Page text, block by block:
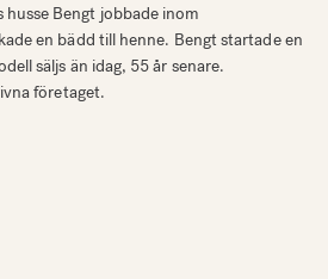
Bengt jobbade inom
en bädd till henne. Bengt startade en
säljs än idag, 55 år senare.
företaget.